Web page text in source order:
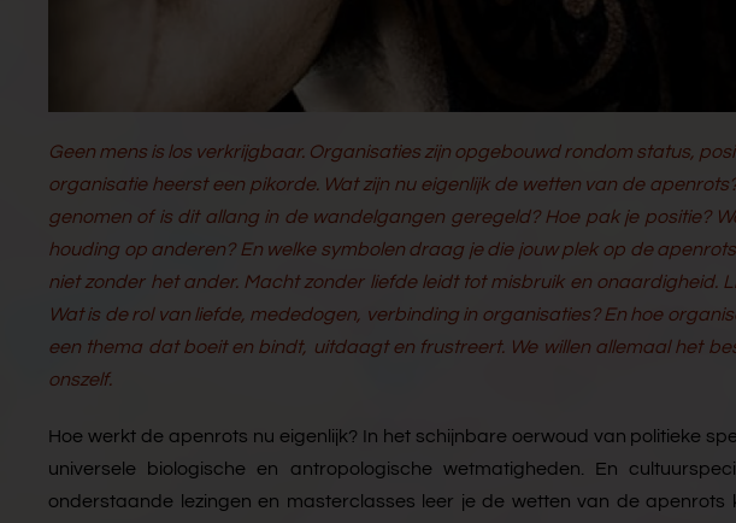
Geen mens is los verkrijgbaar. Organisaties zijn opgebouwd rondom status,
organisatie heerst een pikorde. Wat zijn nu eigenlijk de wetten van de
genomen of is dit allang in de wandelgangen geregeld? Hoe pak je positie?
houding op anderen? En welke symbolen draag je die jouw plek op de
niet zonder het ander. Macht zonder liefde leidt tot misbruik en onaardigheid.
Wat is de rol van liefde, mededogen, verbinding in organisaties? En hoe
een thema dat boeit en bindt, uitdaagt en frustreert. We willen allemaal het
onszelf.
Hoe werkt de apenrots nu eigenlijk? In het schijnbare oerwoud van politieke
universele biologische en antropologische wetmatigheden. En
onderstaande lezingen en masterclasses leer je de wetten van de apenrots